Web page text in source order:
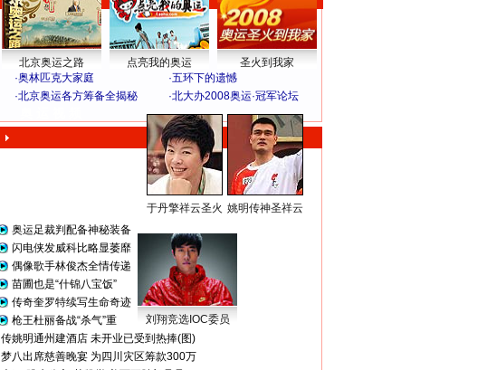
北京奥运之路 点亮我的奥运
圣火到我家
·奥林匹克大家庭 ·五环下的遗憾
·北京奥运各方筹备全揭秘 ·北大办2008奥运·冠军论坛
于丹擎祥云圣火 姚明传神圣祥云
奥运足裁判配备神秘装备
闪电侠发威科比略显萎靡
偶像歌手林俊杰全情传递
苗圃也是“什锦八宝饭”
传奇奎罗特续写生命奇迹
枪王杜丽备战“杀气”重
刘翔竞选IOC委员
传姚明通州建酒店 未开业已受到热捧(图)
梦八出席慈善晚宴 为四川灾区筹款300万